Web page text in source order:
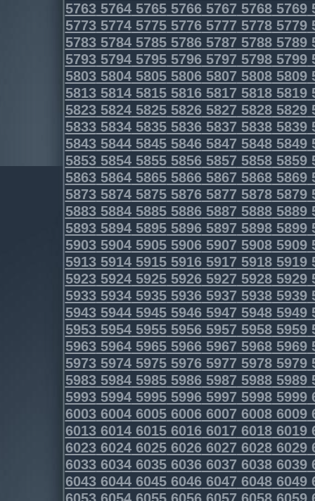
5763576457655766576757685769
5773577457755776577757785779
5783578457855786578757885789
5793579457955796579757985799
5803580458055806580758085809
5813581458155816581758185819
5823582458255826582758285829
5833583458355836583758385839
5843584458455846584758485849
5853585458555856585758585859
5863586458655866586758685869
5873587458755876587758785879
5883588458855886588758885889
5893589458955896589758985899
5903590459055906590759085909
5913591459155916591759185919
5923592459255926592759285929
5933593459355936593759385939
5943594459455946594759485949
5953595459555956595759585959
5963596459655966596759685969
5973597459755976597759785979
5983598459855986598759885989
5993599459955996599759985999
6003600460056006600760086009
6013601460156016601760186019
6023602460256026602760286029
6033603460356036603760386039
6043604460456046604760486049